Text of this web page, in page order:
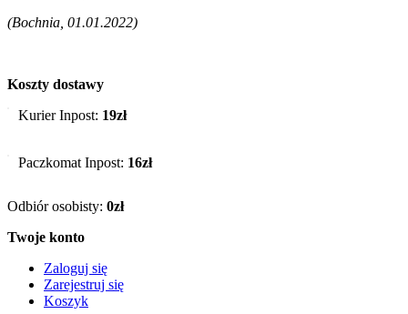
(Bochnia, 01.01.2022)
Koszty dostawy
Kurier Inpost: 19zł
Paczkomat Inpost: 16zł
Odbiór osobisty: 0zł
Twoje konto
Zaloguj się
Zarejestruj się
Koszyk